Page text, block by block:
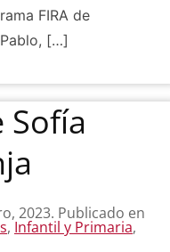
FIRA de
[…]
Sofía
2023. Publicado en
, Infantil y Primaria,